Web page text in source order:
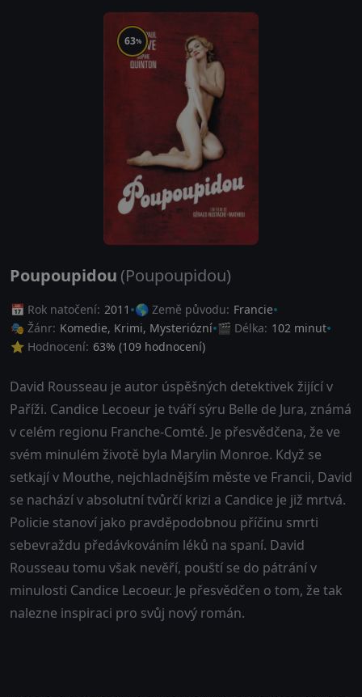
63%
Poupoupidou (Poupoupidou)
📅 Rok natočení: 2011 🌎 Země původu: Francie
🎭 Žánr: Komedie, Krimi, Mysteriózní 🎬 Délka: 102 minut
⭐ Hodnocení: 63% (109 hodnocení)
David Rousseau je autor úspěšných detektivek žijící v
Paříži. Candice Lecoeur je tváří sýru Belle de Jura, známá
v celém regionu Franche-Comté. Je přesvědčena, že ve
svém minulém životě byla Marylin Monroe. Když se
setkají v Mouthe, nejchladnějším měste ve Francii, David
se nachází v absolutní tvůrčí krizi a Candice je již mrtvá.
Policie stanoví jako pravděpodobnou příčinu smrti
sebevraždu předávkováním léků na spaní. David
Rousseau tomu však nevěří, pouští se do pátrání v
minulosti Candice Lecoeur. Je přesvědčen o tom, že tak
nalezne inspiraci pro svůj nový román.